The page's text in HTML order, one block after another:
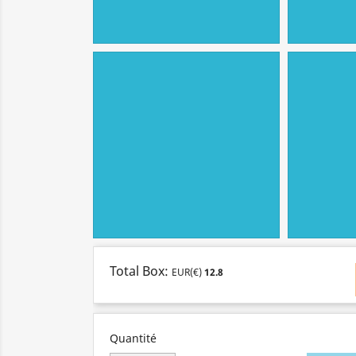
Total Box: EUR(€)12.8
Quantité